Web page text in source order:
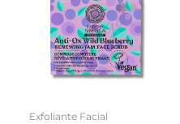
Exfoliante Facial